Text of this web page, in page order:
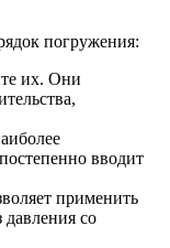
погружения:
их. Они
вводит
применить
давления со